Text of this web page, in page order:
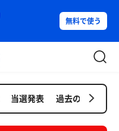
無料で使う
当選発表 過去の抽選会